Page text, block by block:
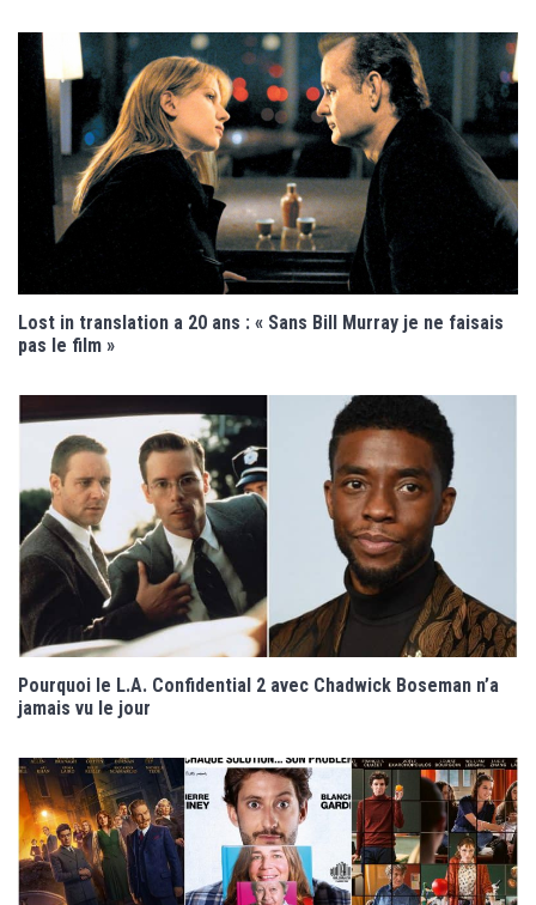
Lost in translation a 20 ans : « Sans Bill Murray je ne faisais
pas le film »
Pourquoi le L.A. Confidential 2 avec Chadwick Boseman n’a
jamais vu le jour